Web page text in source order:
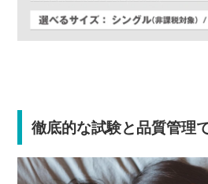
徹底的な試験と品質管理